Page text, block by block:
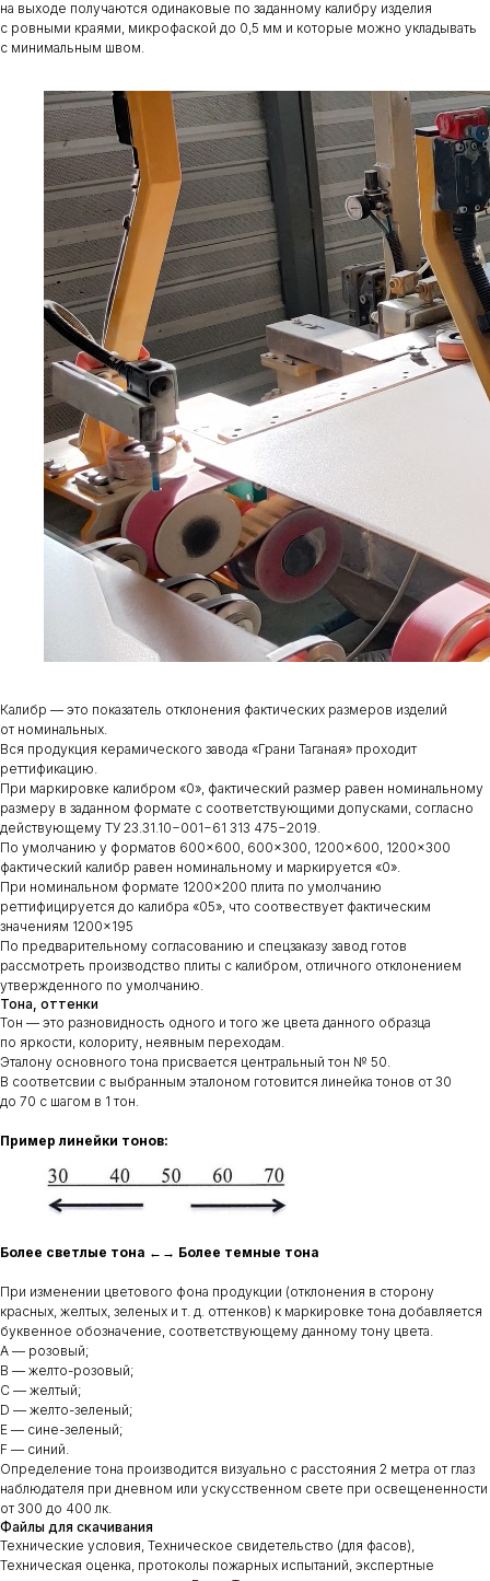
на выходе получаются одинаковые по заданному калибру изделия
с ровными краями, микрофаской до 0,5 мм и которые можно укладывать
с минимальным швом.
Калибр — это показатель отклонения фактических размеров изделий
от номинальных.
Вся продукция керамического завода «Грани Таганая» проходит
реттификацию.
При маркировке калибром «0», фактический размер равен номинальному
размеру в заданном формате с соответствующими допусками, согласно
действующему ТУ 23.31.10−001−61 313 475−2019.
По умолчанию у форматов 600×600, 600×300, 1200×600, 1200×300
фактический калибр равен номинальному и маркируется «0».
При номинальном формате 1200×200 плита по умолчанию
реттифицируется до калибра «05», что соотвествует фактическим
значениям 1200×195
По предварительному согласованию и спецзаказу завод готов
рассмотреть производство плиты с калибром, отличного отклонением
утвержденного по умолчанию.
Тона, оттенки
Тон — это разновидность одного и того же цвета данного образца
по яркости, колориту, неявным переходам.
Эталону основного тона присвается центральный тон № 50.
В соответсвии с выбранным эталоном готовится линейка тонов от 30
до 70 с шагом в 1 тон.
Пример линейки тонов:
Более светлые тона ←→ Более темные тона
При изменении цветового фона продукции (отклонения в сторону
красных, желтых, зеленых и т. д. оттенков) к маркировке тона добавляется
буквенное обозначение, соответствующему данному тону цвета.
A — розовый;
B — желто-розовый;
С — желтый;
D — желто-зеленый;
E — сине-зеленый;
F — синий.
Определение тона производится визуально с расстояния 2 метра от глаз
наблюдателя при дневном или ускусственном свете при освещененности
от 300 до 400 лк.
Файлы для скачивания
Технические условия, Техническое свидетельство (для фасов),
Техническая оценка, протоколы пожарных испытаний, экспертные